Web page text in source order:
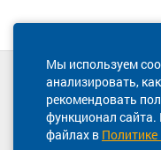
Мы используем
анализировать,
рекомендовать
функционал
файлах в
8